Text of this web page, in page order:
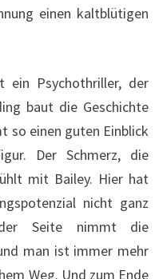
einen kaltblütigen
ein Psychothriller, der
baut die Geschichte
so einen guten Einblick
Der Schmerz, die
mit Bailey. Hier hat
nicht ganz
Seite nimmt die
man ist immer mehr
Weg. Und zum Ende